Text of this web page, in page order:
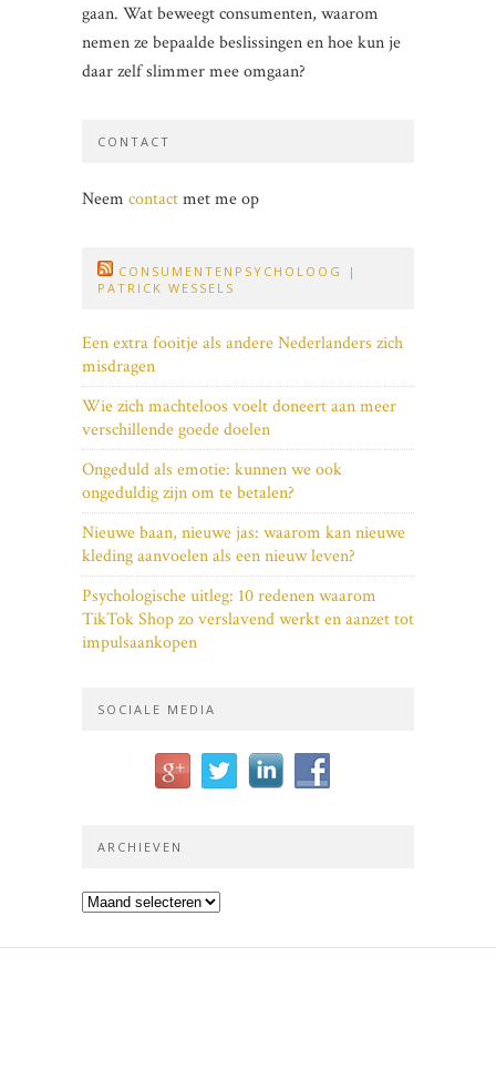
gaan. Wat beweegt consumenten, waarom
nemen ze bepaalde beslissingen en hoe kun je
daar zelf slimmer mee omgaan?
CONTACT
Neem contactmet me op
CONSUMENTENPSYCHOLOOG |
PATRICK WESSELS
Een extra fooitje als andere Nederlanders zich
misdragen
Wie zich machteloos voelt doneert aan meer
verschillende goede doelen
Ongeduld als emotie: kunnen we ook
ongeduldig zijn om te betalen?
Nieuwe baan, nieuwe jas: waarom kan nieuwe
kleding aanvoelen als een nieuw leven?
Psychologische uitleg: 10 redenen waarom
TikTok Shop zo verslavend werkt en aanzet tot
impulsaankopen
SOCIALE MEDIA
ARCHIEVEN
Archieven